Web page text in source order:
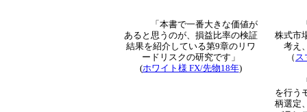
トレード知識と
解説」をご提供し
「オプション